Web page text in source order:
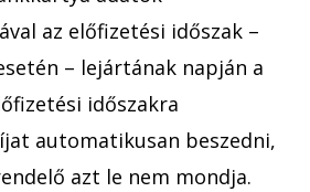
az előfizetési időszak –
– lejártának napján a
időszakra
automatikusan beszedni,
azt le nem mondja.